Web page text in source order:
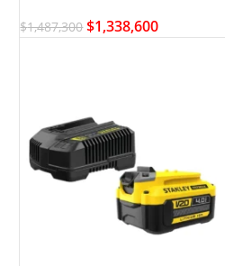
$1,487,300 $1,338,600